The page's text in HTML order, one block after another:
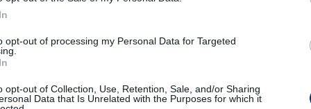
opt-out of processing my Personal Data for Targeted
opt-out of Collection, Use, Retention, Sale, and/or Sharing
Data that Is Unrelated with the Purposes for which it
selejtezők: Az angolok csak
egyszer tudtak túljárni
eszén - videó